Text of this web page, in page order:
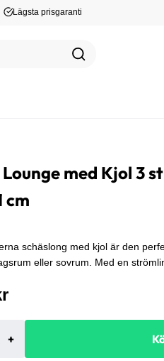
Lägsta prisgaranti
med Kjol 3
cm
schäslong med kjol är den
eller sovrum. Med en
+